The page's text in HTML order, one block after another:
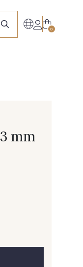
0
mm